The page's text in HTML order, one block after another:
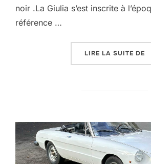
noir .La Giulia s’est inscrite à
référence …
LIRE LA SUITE DE